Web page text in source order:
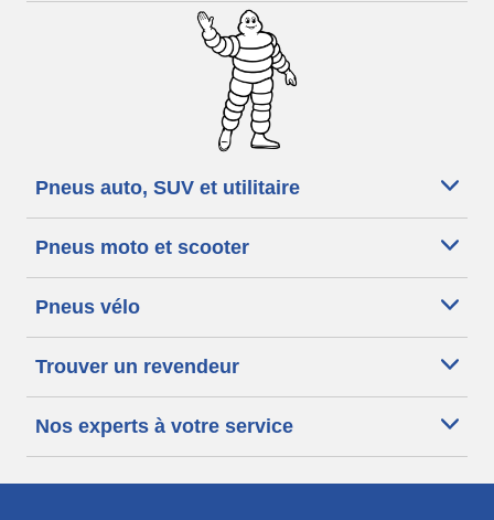
Pneus auto, SUV et utilitaire
Pneus moto et scooter
Pneus vélo
Trouver un revendeur
Nos experts à votre service